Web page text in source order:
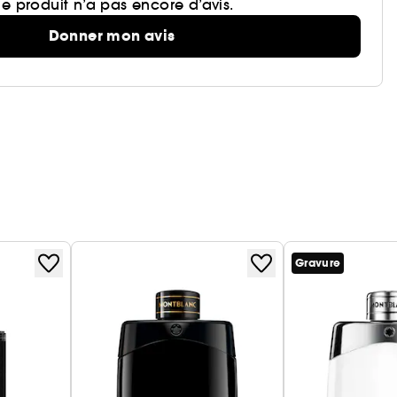
produit n’a pas encore d’avis.
Donner mon avis
Gravure